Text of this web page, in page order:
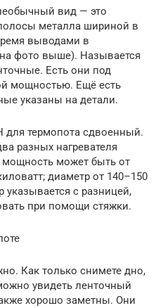
вид — это
металла шириной в
выводами в
фото выше). Называется
Есть они под
мощностью. Ещё есть
указаны на детали.
для термопота сдвоенный.
разных нагревателя
может быть от
диаметр от 140–150
с разницей,
при помощи стяжки.
Как только снимете дно,
увидеть ленточный
хорошо заметны. Они